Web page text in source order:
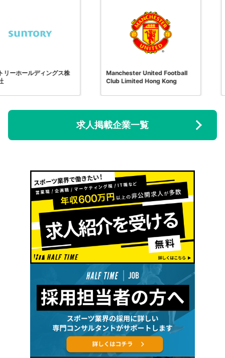
ングス株
Manchester United Football
Club Limited Hong Kong
求人掲載企業一覧